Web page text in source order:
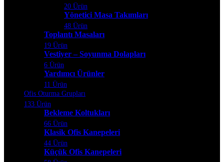
20 Ürün
Yönetici Masa Takımları
48 Ürün
Toplantı Masaları
19 Ürün
Vestiyer – Soyunma Dolapları
6 Ürün
Yardımcı Ürünler
11 Ürün
Ofis Oturma Grupları
133 Ürün
Bekleme Koltukları
66 Ürün
Klasik Ofis Kanepeleri
44 Ürün
Küçük Ofis Kanepeleri